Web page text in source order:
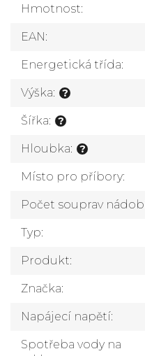
Hmotnost:
EAN:
Energetická třída:
?
Výška:
?
Šířka:
?
Hloubka:
Místo pro příbory:
Počet souprav
Typ:
Produkt:
Značka:
Napájecí napětí:
Spotřeba vody na